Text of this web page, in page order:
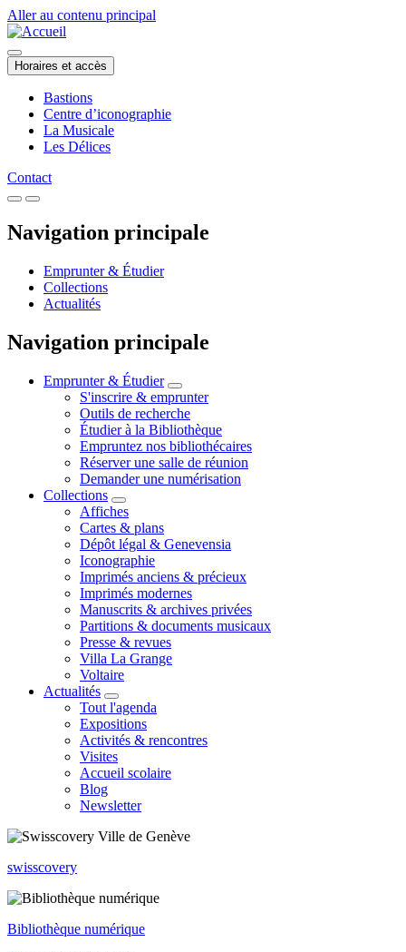
Aller au contenu principal
Horaires et accès
Bastions
Centre d’iconographie
La Musicale
Les Délices
Contact
Navigation principale
Emprunter & Étudier
Collections
Actualités
Navigation principale
Emprunter & Étudier
S'inscrire & emprunter
Outils de recherche
Étudier à la Bibliothèque
Empruntez nos bibliothécaires
Réserver une salle de réunion
Demander une numérisation
Collections
Affiches
Cartes & plans
Dépôt légal & Genevensia
Iconographie
Imprimés anciens & précieux
Imprimés modernes
Manuscrits & archives privées
Partitions & documents musicaux
Presse & revues
Villa La Grange
Voltaire
Actualités
Tout l'agenda
Expositions
Activités & rencontres
Visites
Accueil scolaire
Blog
Newsletter
swisscovery
Bibliothèque numérique